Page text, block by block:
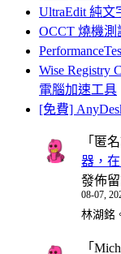
UltraEdit 純文
OCCT 燒機測
Wise Registry
電腦加速工具
[免費]
「 匿
器，
發佈
08-07,
林湖銘
「